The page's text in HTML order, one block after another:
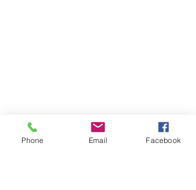
Phone Email Facebook